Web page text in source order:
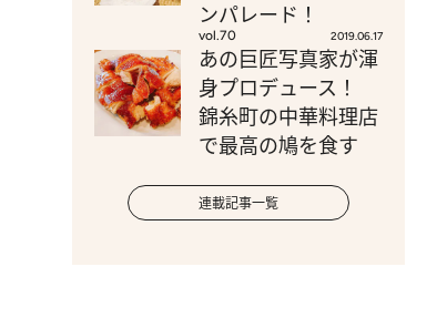
ンパレード！
vol.70 2019.06.17
あの巨匠写真家が渾
身プロデュース！
錦糸町の中華料理店
で最高の鳩を食す
連載記事一覧